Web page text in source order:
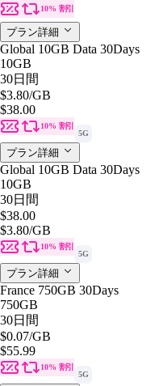
10% 割引
プラン詳細
Global 10GB Data 30Days
10GB
30日間
$3.80/GB
$38.00
10% 割引
5G
プラン詳細
Global 10GB Data 30Days
10GB
30日間
$38.00
$3.80/GB
10% 割引
5G
プラン詳細
France 750GB 30Days
750GB
30日間
$0.07/GB
$55.99
10% 割引
5G